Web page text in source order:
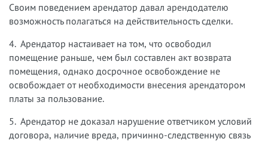
Своим поведением арендатор давал арендодателю
возможность полагаться на действительность сделки.
4. Арендатор настаивает на том, что освободил
помещение раньше, чем был составлен акт возврата
помещения, однако досрочное освобождение не
освобождает от необходимости внесения арендатором
платы за пользование.
5. Арендатор не доказал нарушение ответчиком условий
договора, наличие вреда, причинно-следственную связь